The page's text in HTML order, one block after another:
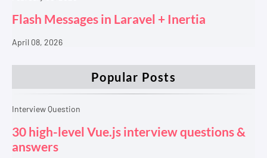
Flash Messages in Laravel + Inertia
April 08, 2026
Popular Posts
Interview Question
30 high-level Vue.js interview questions &
answers